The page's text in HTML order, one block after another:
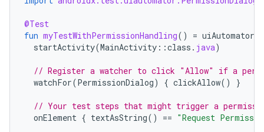
@Test
fun myTestWithPermissionHandling() = uiAutomator
startActivity(MainActivity ::class . java)
// Register a watcher to click "Allow" if a
watchFor(PermissionDialog) { clickAllow() }
// Your test steps that might trigger a
onElement { textAsString() == "Request